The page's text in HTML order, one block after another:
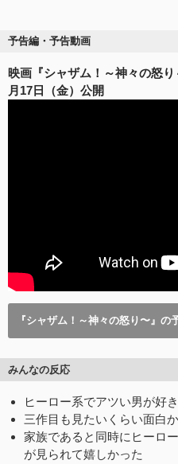
予告編・予告動画
映画『シャザム！～神々の怒
月17日（金）公開
『シャザム！～神々の怒り〜』
みんなの反応
ヒーロー系でアツい男が好
三作目も見たいくらい面白
家族であると同時にヒーロ
が見られて嬉しかった